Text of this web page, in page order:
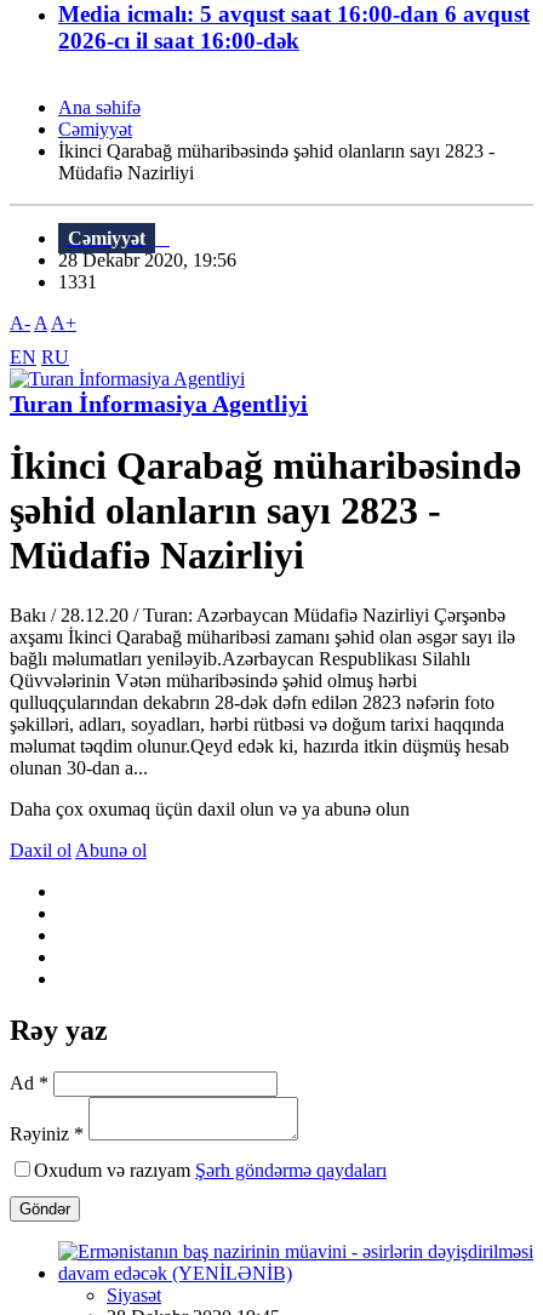
Media icmalı: 5 avqust saat 16:00-dan 6 avqust
2026-cı il saat 16:00-dək
Ana səhifə
Cəmiyyət
İkinci Qarabağ müharibəsində şəhid olanların sayı 2823 -
Müdafiə Nazirliyi
Cəmiyyət
28 Dekabr 2020, 19:56
1331
A- A A+
EN RU
Turan İnformasiya Agentliyi
İkinci Qarabağ müharibəsində
şəhid olanların sayı 2823 -
Müdafiə Nazirliyi
Bakı / 28.12.20 / Turan: Azərbaycan Müdafiə Nazirliyi Çərşənbə
axşamı İkinci Qarabağ müharibəsi zamanı şəhid olan əsgər sayı ilə
bağlı məlumatları yeniləyib.Azərbaycan Respublikası Silahlı
Qüvvələrinin Vətən müharibəsində şəhid olmuş hərbi
qulluqçularından dekabrın 28-dək dəfn edilən 2823 nəfərin foto
şəkilləri, adları, soyadları, hərbi rütbəsi və doğum tarixi haqqında
məlumat təqdim olunur.Qeyd edək ki, hazırda itkin düşmüş hesab
olunan 30-dan a...
Daha çox oxumaq üçün daxil olun və ya abunə olun
Daxil ol Abunə ol
Rəy yaz
Ad *
Rəyiniz *
Oxudum və razıyam Şərh göndərmə qaydaları
Göndər
Siyasət